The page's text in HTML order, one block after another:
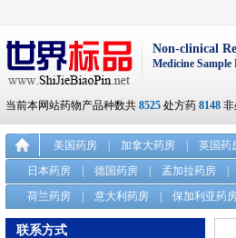
Non-clinical
Medicine Sample
当前本网站药物产品种数共 8525 处方药 8148
美国药房 加拿大药房 英国药
日本药房
德国药房 孟加拉药房
荷兰药房
意大利药房 保加利亚药
联系方式